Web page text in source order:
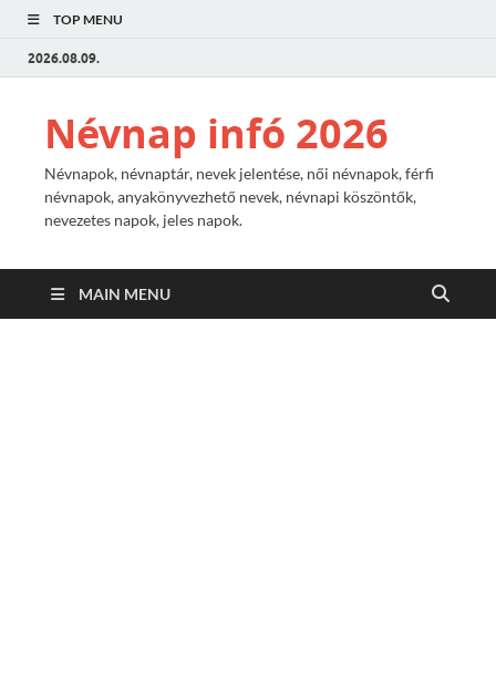
TOP MENU
2026.08.09.
Névnap infó 2026
Névnapok, névnaptár, nevek jelentése, női névnapok, férfi
névnapok, anyakönyvezhető nevek, névnapi köszöntők,
nevezetes napok, jeles napok.
MAIN MENU